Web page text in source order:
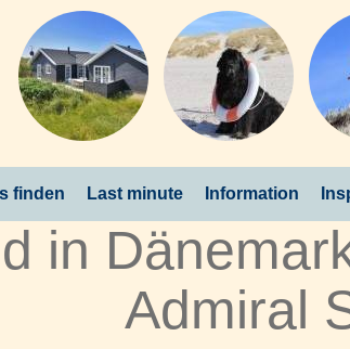
finden Last minute Information
in
Admiral